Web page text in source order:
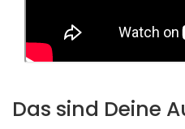
Das sind Deine